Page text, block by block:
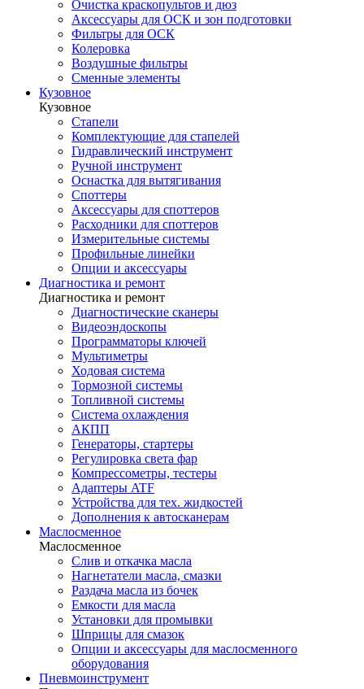
Очистка краскопультов и дюз
Аксессуары для ОСК и зон подготовки
Фильтры для ОСК
Колеровка
Воздушные фильтры
Сменные элементы
Кузовное
Кузовное
Стапели
Комплектующие для стапелей
Гидравлический инструмент
Ручной инструмент
Оснастка для вытягивания
Споттеры
Аксессуары для споттеров
Расходники для споттеров
Измерительные системы
Профильные линейки
Опции и аксессуары
Диагностика и ремонт
Диагностика и ремонт
Диагностические сканеры
Видеоэндоскопы
Программаторы ключей
Мультиметры
Ходовая система
Тормозной системы
Топливной системы
Система охлаждения
АКПП
Генераторы, стартеры
Регулировка света фар
Компрессометры, тестеры
Адаптеры ATF
Устройства для тех. жидкостей
Дополнения к автосканерам
Маслосменное
Маслосменное
Слив и откачка масла
Нагнетатели масла, смазки
Раздача масла из бочек
Емкости для масла
Установки для промывки
Шприцы для смазок
Опции и аксессуары для маслосменного
оборудования
Пневмоинструмент